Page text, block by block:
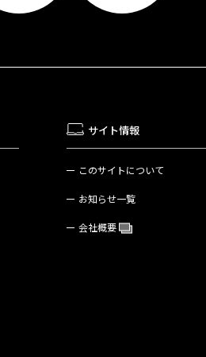
サイト情報
このサイトについて
お知らせ一覧
会社概要